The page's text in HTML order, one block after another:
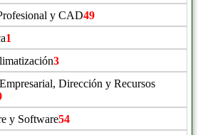
y CAD49
1
3
Dirección y Recursos
y Software54